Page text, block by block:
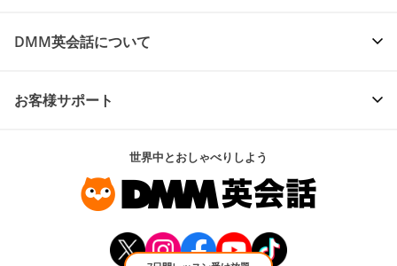
DMM英会話について
お客様サポート
世界中とおしゃべりしよう